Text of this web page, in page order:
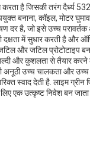
करता है जिसकी तरंग
बनाना, कॉइल, मोटर
है, जो इसे उच्च परावर्तक
में सुधार करती है और
और जटिल प्रोटोटाइप
और कुशलता से तैयार करने
अनूठी उच्च चालकता और
स्वाद देती है. लाइम
एक उत्कृष्ट निवेश बन